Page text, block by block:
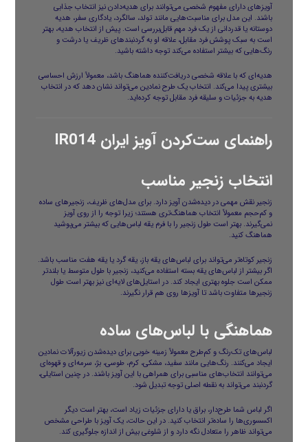
آویزهای دارای مفهوم شخصی می‌توانند برای هدیه‌دادن نیز انتخاب جذابی
باشند. این مدل برای مناسبت‌هایی مانند تولد، سالگرد، یادگاری سفر، هدیه
دوستانه یا قدردانی از یک فرد مهم قابل‌بررسی است. پیش از انتخاب هدیه، بهتر
است به سبک پوشش فرد مقابل، علاقه او به گردنبندهای ظریف یا درشت و
رنگ‌هایی که بیشتر استفاده می‌کند توجه داشته باشید.
هدیه‌ای که با علاقه شخصی دریافت‌کننده هماهنگ باشد، معمولاً ارزش احساسی
بیشتری پیدا می‌کند. انتخاب یک طرح نمادین می‌تواند نشان دهد که در انتخاب
هدیه به جزئیات و سلیقه فرد مقابل توجه کرده‌اید.
راهنمای ست‌کردن آویز ایران IR014
انتخاب زنجیر مناسب
زنجیر نقش مهمی در دیده‌شدن آویز دارد. برای مدل‌های ظریف، زنجیرهای ساده
و کم‌حجم معمولاً انتخاب هماهنگ‌تری هستند؛ زیرا توجه را از روی آویز
نمی‌گیرند. بهتر است طول زنجیر را با فرم یقه لباس‌هایی که بیشتر می‌پوشید
هماهنگ کنید.
زنجیر کوتاه‌تر می‌تواند برای لباس‌های یقه باز، یقه گرد یا یقه هفت مناسب باشد.
اگر بیشتر از لباس‌های یقه بسته استفاده می‌کنید، زنجیر با طول متوسط یا بلندتر
ممکن است جلوه بهتری ایجاد کند. در استایل‌های لایه‌ای نیز بهتر است طول
زنجیرها متفاوت باشد تا آویزها روی هم قرار نگیرند.
هماهنگی با لباس‌های ساده
لباس‌های تک‌رنگ و کم‌طرح معمولاً زمینه خوبی برای دیده‌شدن زیورآلات نمادین
ایجاد می‌کنند. رنگ‌هایی مانند سفید، مشکی، کرم، طوسی، بژ، سرمه‌ای و قهوه‌ای
می‌توانند انتخاب‌های مناسبی برای همراهی با این آویز باشند. در چنین استایلی،
گردنبند می‌تواند به نقطه اصلی توجه تبدیل شود.
اگر لباس شما طرح‌دار، براق یا دارای جزئیات زیاد است، بهتر است دیگر
اکسسوری‌ها را ساده‌تر انتخاب کنید. در این حالت، یک آویز با طراحی مشخص
می‌تواند ظاهر را متعادل نگه دارد و از شلوغی بیش از اندازه جلوگیری کند.